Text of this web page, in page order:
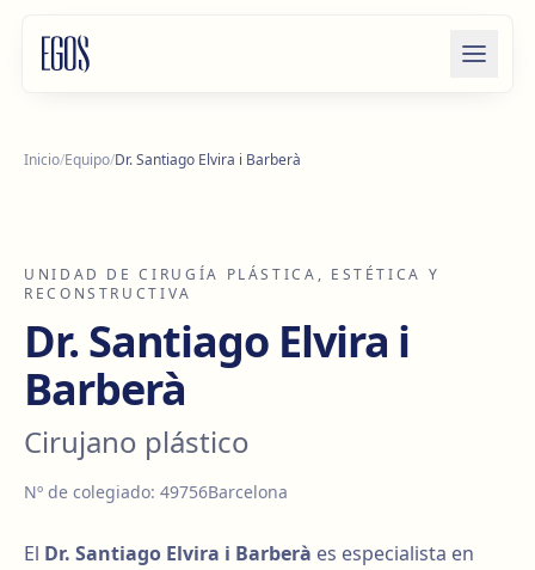
Inicio/Equipo/Dr. Santiago Elvira i Barberà
UNIDAD DE CIRUGÍA PLÁSTICA, ESTÉTICA Y
RECONSTRUCTIVA
Dr. Santiago Elvira i
Barberà
Cirujano plástico
Nº de colegiado: 49756Barcelona
El Dr. Santiago Elvira i Barberà es especialista en